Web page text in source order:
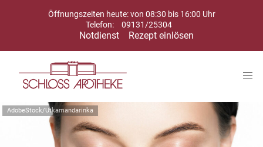
Öffnungszeiten heute: von 08:30 bis 16:00 Uhr
Telefon:
09131/25304
Notdienst Rezept einlösen
AdobeStock/Utkamandarinka